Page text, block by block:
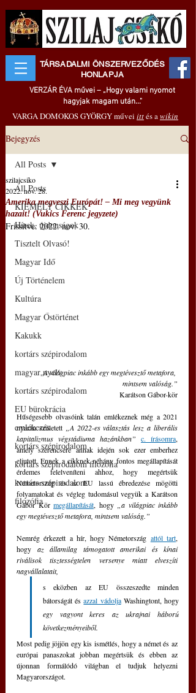
TÁRSADALMI ÖNSZERVEZŐDÉS
HONLAPJA
VERZÁR ÉVA művei – „Hogy valami nyomot
hagyjak magam után..."
VARGA DOMOKOS GYÖRGY művei ittés awikin
Bejegyzés
All Posts
KIEMELT CIKKEK
Hírek, újdonságok
Tisztelt Olvasó!
Magyar Idő
Új Történelem
Kultúra
Magyar Őstörténet
Kakukk
kortárs szépirodalom
magyar nyelv
kortárs szépirodalom
EU bürokrácia
emlékezés
kortárs szépirodalom
kortárs szépirodalom filozófia
kortárs szépirodalom
filozófia
All Posts
Amerika megveszi Európát! – Mi meg vegyünk
hazait! (Vukics Ferenc jegyzete)
szilajcsiko
2022. nov. 28.
Frissítve:2022. nov. 30.
„A világpiac inkább egy megtévesztő metafora,
mintsem valóság.”
Karátson Gábor-kör
Hűségesebb olvasóink talán emlékeznek még a 2021
nyarán született „A 2022-es választás lesz a liberális
kapitalizmus végstádiuma hazánkban” c. írásomra,
amely szerencsére annak idején sok ezer emberhez
eljutott. Ennek a cikknek néhány fontos megállapítását
érdemes felelveníteni ahhoz, hogy megértsük
Németország és az EU lassú ébredezése mögötti
folyamatokat és végleg tudomásul vegyük a Karátson
Gábor Kör megállapítását, hogy „a világpiac inkább
egy megtévesztő metafora, mintsem valóság.”
Nemrég érkezett a hír, hogy Németország attól tart,
hogy az államilag támogatott amerikai és kínai
riválisok tisztességtelen versenye miatt elveszíti
nagvállalatait,
s eközben az EU összeszedte minden
bátorságát és azzal vádolja
egy vagyont keres az ukrajnai háború
következményeiből.
Most pedig jöjjön egy kis ismétlés, hogy a német és az
európai panaszokat jobban megértsük és ebben az
újonnan formálódó világban el tudjuk helyezni
Magyarországot.